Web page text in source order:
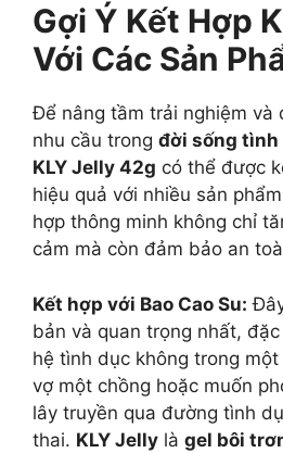
Gợi Ý Kết Hợp
Với Các Sản
Để nâng tầm trải nghiệm và
nhu cầu trong đời sống tình
KLY Jelly 42g có thể được
hiệu quả với nhiều sản
hợp thông minh không chỉ
cảm mà còn đảm bảo an
Kết hợp với Bao Cao Su:
bản và quan trọng nhất,
hệ tình dục không trong
vợ một chồng hoặc muốn
lây truyền qua đường tình
thai. KLY Jelly là gel bôi